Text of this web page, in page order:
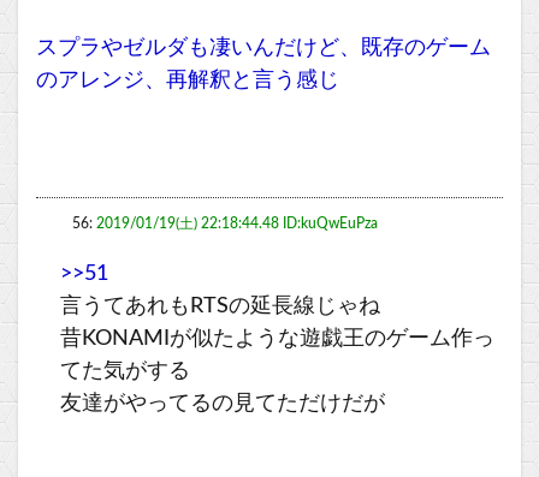
スプラやゼルダも凄いんだけど、既存のゲーム
のアレンジ、再解釈と言う感じ
56: 2019/01/19(土) 22:18:44.48 ID:kuQwEuPza
>>51
言うてあれもRTSの延長線じゃね
昔KONAMIが似たような遊戯王のゲーム作っ
てた気がする
友達がやってるの見てただけだが